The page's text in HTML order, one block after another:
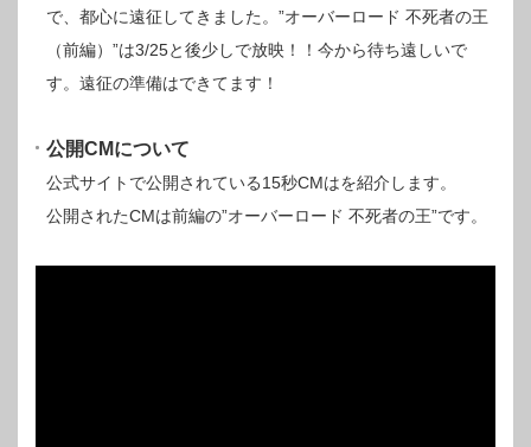
で、都心に遠征してきました。”オーバーロード 不死者の王
（前編）”は3/25と後少しで放映！！今から待ち遠しいで
す。遠征の準備はできてます！
公開CMについて
公式サイトで公開されている15秒CMはを紹介します。
公開されたCMは前編の”オーバーロード 不死者の王”です。